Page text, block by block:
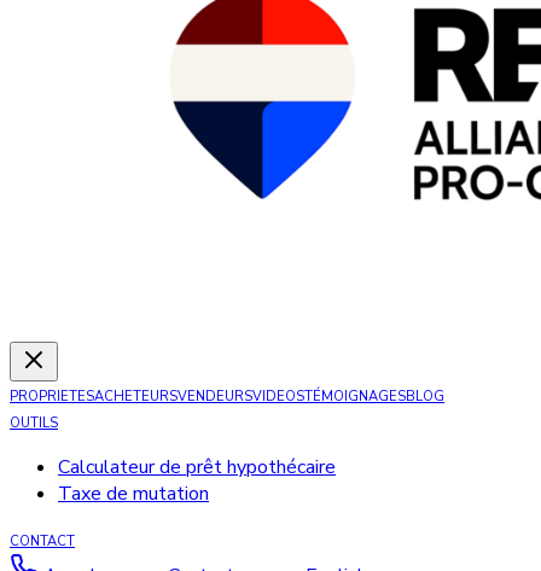
PROPRIETESACHETEURSVENDEURSVIDEOSTÉMOIGNAGESBLOG
OUTILS
Calculateur de prêt hypothécaire
Taxe de mutation
CONTACT